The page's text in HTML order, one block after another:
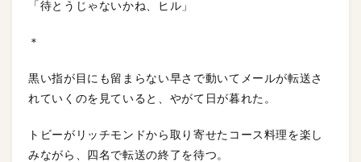
「待とうじゃないかね、ヒル」
＊
黒い指が目にも留まらない早さで動いてメールが転送さ
れていくのを見ていると、やがて日が暮れた。
トビーがリッチモンドから取り寄せたコース料理を楽し
みながら、四名で転送の終了を待つ。